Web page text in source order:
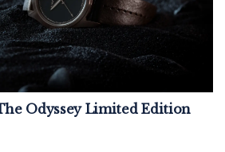
Odyssey Limited Edition